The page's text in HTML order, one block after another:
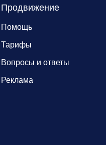
Продвижение
Помощь
Тарифы
Вопросы и ответы
Реклама